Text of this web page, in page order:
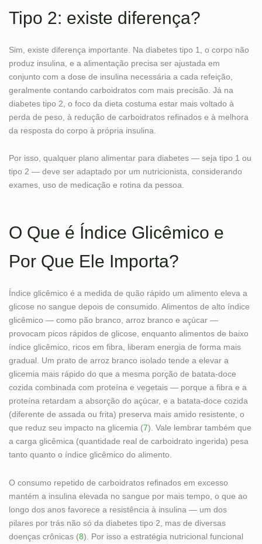
Tipo 2: existe diferença?
Sim, existe diferença importante. Na diabetes tipo 1, o corpo não
produz insulina, e a alimentação precisa ser ajustada em
conjunto com a dose de insulina necessária a cada refeição,
geralmente contando carboidratos com mais precisão. Já na
diabetes tipo 2, o foco da dieta costuma estar mais voltado à
perda de peso, à redução de carboidratos refinados e à melhora
da resposta do corpo à própria insulina.
Por isso, qualquer plano alimentar para diabetes — seja tipo 1 ou
tipo 2 — deve ser adaptado por um nutricionista, considerando
exames, uso de medicação e rotina da pessoa.
O Que é Índice Glicêmico e
Por Que Ele Importa?
Índice glicêmico é a medida de quão rápido um alimento eleva a
glicose no sangue depois de consumido. Alimentos de alto índice
glicêmico — como pão branco, arroz branco e açúcar —
provocam picos rápidos de glicose, enquanto alimentos de baixo
índice glicêmico, ricos em fibra, liberam energia de forma mais
gradual. Um prato de arroz branco isolado tende a elevar a
glicemia mais rápido do que a mesma porção de batata-doce
cozida combinada com proteína e vegetais — porque a fibra e a
proteína retardam a absorção do açúcar, e a batata-doce cozida
(diferente de assada ou frita) preserva mais amido resistente, o
que reduz seu impacto na glicemia (7). Vale lembrar também que
a carga glicêmica (quantidade real de carboidrato ingerida) pesa
tanto quanto o índice glicêmico do alimento.
O consumo repetido de carboidratos refinados em excesso
mantém a insulina elevada no sangue por mais tempo, o que ao
longo dos anos favorece a resistência à insulina — um dos
pilares por trás não só da diabetes tipo 2, mas de diversas
doenças crônicas (8). Por isso a estratégia nutricional funcional